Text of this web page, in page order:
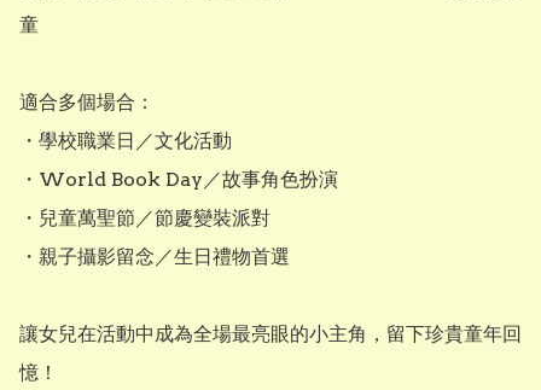
童
適合多個場合：
・學校職業日／文化活動
・World Book Day／故事角色扮演
・兒童萬聖節／節慶變裝派對
・親子攝影留念／生日禮物首選
讓女兒在活動中成為全場最亮眼的小主角，留下珍貴童年回
憶！